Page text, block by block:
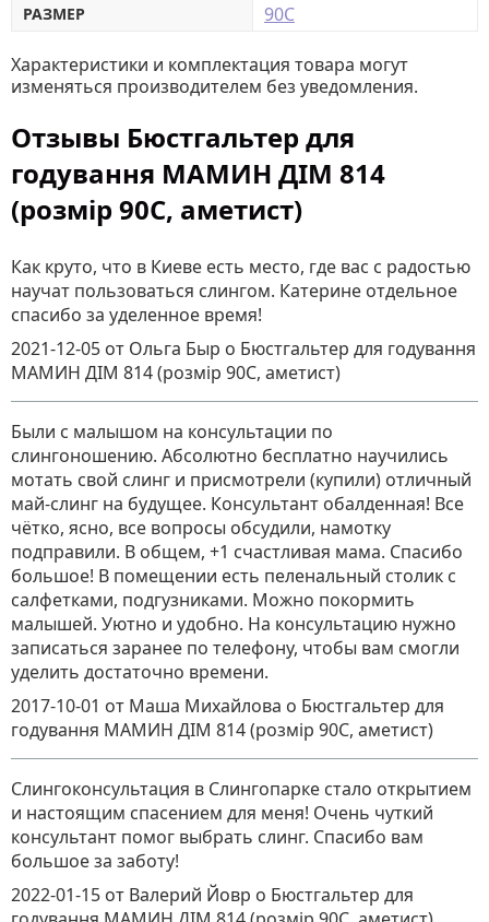
РАЗМЕР
90C
Характеристики и комплектация товара могут
изменяться производителем без уведомления.
Отзывы Бюстгальтер для
годування МАМИН ДІМ 814
(розмір 90C, аметист)
Как круто, что в Киеве есть место, где вас с радостью
научат пользоваться слингом. Катерине отдельное
спасибо за уделенное время!
2021-12-05 от Ольга Быр о Бюстгальтер для годування
МАМИН ДІМ 814 (розмір 90C, аметист)
Были с малышом на консультации по
слингоношению. Абсолютно бесплатно научились
мотать свой слинг и присмотрели (купили) отличный
май-слинг на будущее. Консультант обалденная! Все
чётко, ясно, все вопросы обсудили, намотку
подправили. В общем, +1 счастливая мама. Спасибо
большое! В помещении есть пеленальный столик с
салфетками, подгузниками. Можно покормить
малышей. Уютно и удобно. На консультацию нужно
записаться заранее по телефону, чтобы вам смогли
уделить достаточно времени.
2017-10-01 от Маша Михайлова о Бюстгальтер для
годування МАМИН ДІМ 814 (розмір 90C, аметист)
Слингоконсультация в Слингопарке стало открытием
и настоящим спасением для меня! Очень чуткий
консультант помог выбрать слинг. Спасибо вам
большое за заботу!
2022-01-15 от Валерий Йовр о Бюстгальтер для